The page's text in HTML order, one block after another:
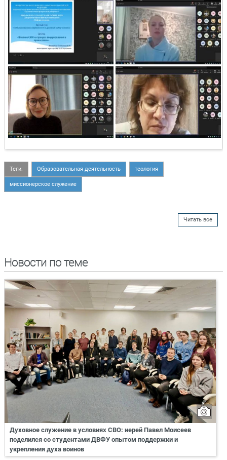
Теги: Образовательная деятельность теология
миссионерское служение
Читать все
Новости по теме
Духовное служение в условиях СВО: иерей Павел Моисеев
поделился со студентами ДВФУ опытом поддержки и
укрепления духа воинов